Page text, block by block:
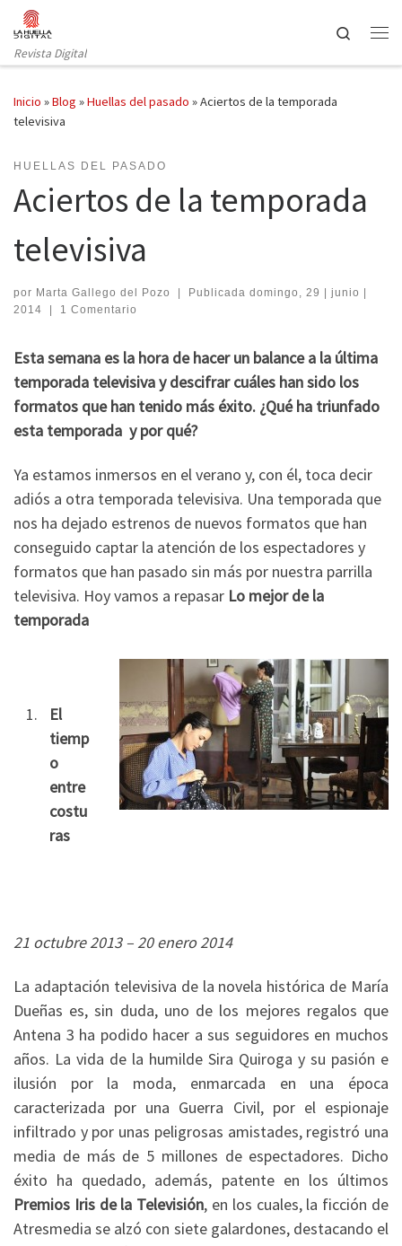
Saltar al contenido
Revista Digital
Search
Inicio »Blog »Huellas del pasado »Aciertos de la temporada
televisiva
HUELLAS DEL PASADO
Aciertos de la temporada
televisiva
por Marta Gallego del Pozo | Publicada domingo, 29 | junio |
2014
| 1 Comentario
Esta semana es la hora de hacer un balance a la última
temporada televisiva y descifrar cuáles han sido los
formatos que han tenido más éxito. ¿Qué ha triunfado
esta temporada y por qué?
Ya estamos inmersos en el verano y, con él, toca decir
adiós a otra temporada televisiva. Una temporada que
nos ha dejado estrenos de nuevos formatos que han
conseguido captar la atención de los espectadores y
formatos que han pasado sin más por nuestra parrilla
televisiva. Hoy vamos a repasar Lo mejor de la
temporada
El
tiemp
o
entre
costu
ras
21 octubre 2013 – 20 enero 2014
La adaptación televisiva de la novela histórica de María
Dueñas es, sin duda, uno de los mejores regalos que
Antena 3 ha podido hacer a sus seguidores en muchos
años. La vida de la humilde Sira Quiroga y su pasión e
ilusión por la moda, enmarcada en una época
caracterizada por una Guerra Civil, por el espionaje
infiltrado y por unas peligrosas amistades, registró una
media de más de 5 millones de espectadores. Dicho
éxito ha quedado, además, patente en los últimos
Premios Iris de la Televisión, en los cuales, la ficción de
Atresmedia se alzó con siete galardones, destacando el